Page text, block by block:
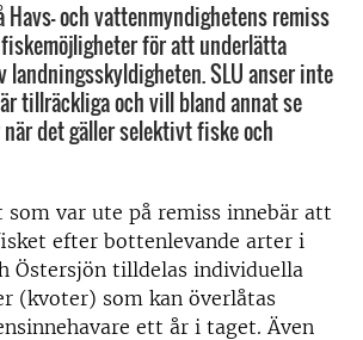
Havs- och vattenmyndighetens remiss
för att underlätta
landningsskyldigheten. SLU anser inte
tillräckliga och vill bland annat se
det gäller selektivt fiske och
som var ute på remiss innebär att
efter bottenlevande arter i
Östersjön tilldelas individuella
(kvoter) som kan överlåtas
ett år i taget. Även